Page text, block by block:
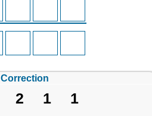
Correction
2 1 1